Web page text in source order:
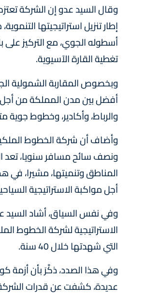
أسطوله الجوي، مع التركيز على
تغطية القارة الآسيوية.
وبخصوص المقاربة الشمولية
أفضل بين مدن المملكة من أجل
والرباط، وأكادير، وخطوط جوية
ونصف سائح مسافر سنويا، تعد
المناطق وتنميتها، مشيرا، في
أجل مواكبة الاستراتيجية
وفي نفس السياق، أشاد السيد
الاستراتيجية لشركة الخطوط
التي شهدتها خلال 40 سنة.
عديدة، كشفت عن قدرات الشركة